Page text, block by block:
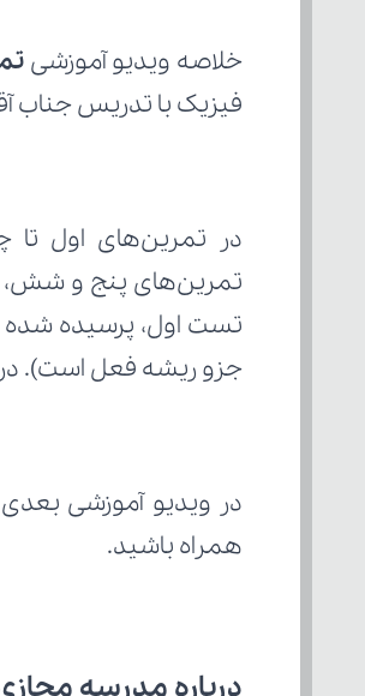
خلاصه ویدیو آموزشی
فیزیک با تدریس جناب
جزو ریشه فعل است).
در ویدیو آموزشی
همراه باشید.